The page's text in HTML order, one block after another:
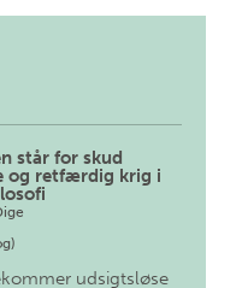
står for skud
og retfærdig krig i
udsigtsløse